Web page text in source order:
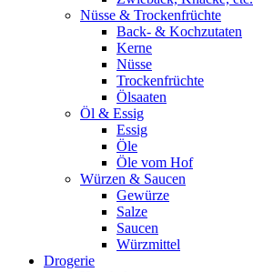
Nüsse & Trockenfrüchte
Back- & Kochzutaten
Kerne
Nüsse
Trockenfrüchte
Ölsaaten
Öl & Essig
Essig
Öle
Öle vom Hof
Würzen & Saucen
Gewürze
Salze
Saucen
Würzmittel
Drogerie